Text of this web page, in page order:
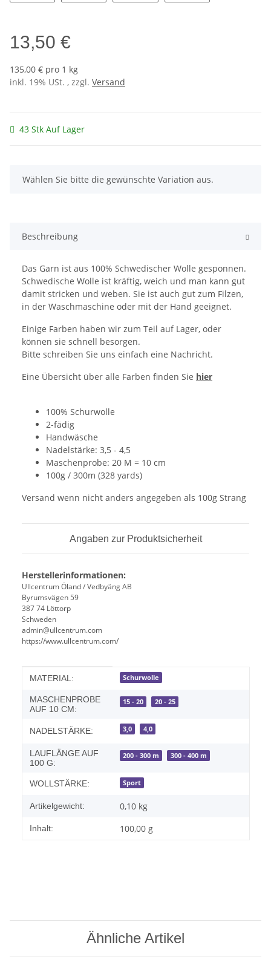
13,50 €
135,00 € pro 1 kg
inkl. 19% USt. , zzgl. Versand
43 Stk Auf Lager
x
Wählen Sie bitte die gewünschte Variation aus.
Beschreibung
Das Garn ist aus 100% Schwedischer Wolle gesponnen.
Schwedische Wolle ist kräftig, weich und man kann gut
damit stricken und weben. Sie ist auch gut zum Filzen,
in der Waschmaschine oder mit der Hand geeignet.
Einige Farben haben wir zum Teil auf Lager, oder
können sie schnell besorgen.
Bitte schreiben Sie uns einfach eine Nachricht.
Eine Übersicht über alle Farben finden Sie hier
100% Schurwolle
2-fädig
Handwäsche
Nadelstärke: 3,5 - 4,5
Maschenprobe: 20 M = 10 cm
100g / 300m (328 yards)
Versand wenn nicht anders angegeben als 100g Strang
Angaben zur Produktsicherheit
Herstellerinformationen:
Ullcentrum Öland / Vedbyäng AB
Byrumsvägen 59
387 74 Löttorp
Schweden
admin@ullcentrum.com
https://www.ullcentrum.com/
Produkteigenschaft
Wert
MATERIAL: Schurwolle
MASCHENPROBE
AUF 10 CM:
15 - 20 20 - 25
NADELSTÄRKE: 3,0 4,0
LAUFLÄNGE AUF
100 G:
200 - 300 m 300 - 400 m
WOLLSTÄRKE: Sport
Artikelgewicht: 0,10 kg
Inhalt: 100,00 g
Ähnliche Artikel